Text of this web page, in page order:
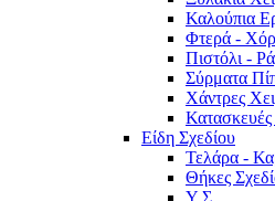
Καλούπια
Φτερά -
Πιστόλι -
Σύρματα
Χάντρες
Είδη Σχεδίου
Τελάρα -
Θήκες